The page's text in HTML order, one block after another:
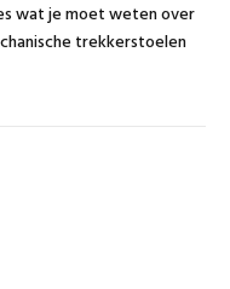
wat je moet weten over
trekkerstoelen